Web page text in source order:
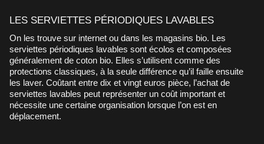
LES SERVIETTES PÉRIODIQUES LAVABLES
On les trouve sur internet ou dans les magasins bio. Les
serviettes périodiques lavables sont écolos et composées
généralement de coton bio. Elles s’utilisent comme des
protections classiques, à la seule différence qu’il faille ensuite
les laver. Coûtant entre dix et vingt euros pièce, l’achat de
serviettes lavables peut représenter un coût important et
nécessite une certaine organisation lorsque l’on est en
déplacement.